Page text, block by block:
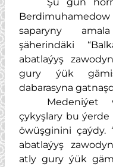
Şu gün
saparyny
şäherindäki
abatlaýyş
gury ýük
dabarasyna
Medeniýet
çykyşlary bu ýerde
öwüşginini çaýdy.
abatlaýyş
atly gury ýük